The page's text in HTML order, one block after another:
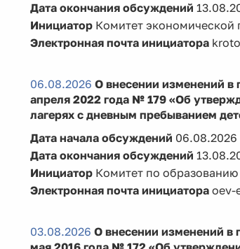
Дата окончания обсуждений
ИнициаторКомитет экономической
Электронная почта инициатора
06.08.2026 О внесении изменений в
апреля 2022 года № 179 «Об
лагерях с дневным пребыванием
Дата начала обсуждений 06.08.2026
Дата окончания обсуждений
ИнициаторКомитет по образованию
Электронная почта инициатораoev-
03.08.2026 О внесении изменений в